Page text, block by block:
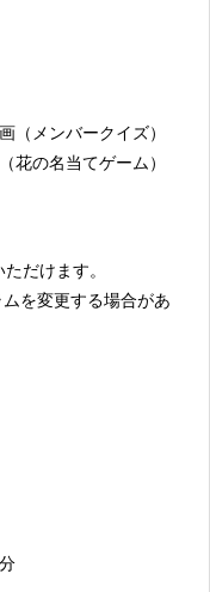
（メンバークイズ）
花の名当てゲーム）
だけます。
を変更する場合があ